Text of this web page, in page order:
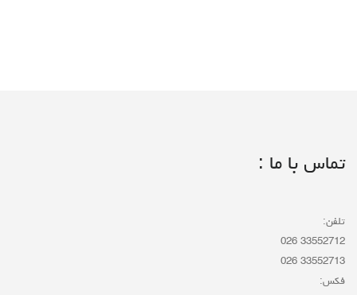
تماس با ما :
تلفن:
33552712 026
33552713 026
فکس: